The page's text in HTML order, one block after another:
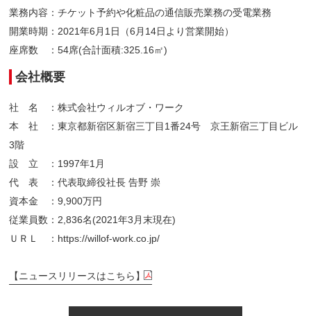
業務内容：チケット予約や化粧品の通信販売業務の受電業務
開業時期：2021年6月1日（6月14日より営業開始）
座席数 ：54席(合計面積:325.16㎡)
会社概要
社 名 ：株式会社ウィルオブ・ワーク
本 社 ：東京都新宿区新宿三丁目1番24号 京王新宿三丁目ビル
3階
設 立 ：1997年1月
代 表 ：代表取締役社長 告野 崇
資本金 ：9,900万円
従業員数：2,836名(2021年3月末現在)​
ＵＲＬ ：https://willof-work.co.jp/
【ニュースリリースはこちら】